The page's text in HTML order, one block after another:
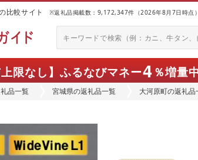
比較サイト ※返礼品掲載数：9,172,347件（2026年8月7日時点）
限なし】ふるなびマネー4％増量
品一覧 宮城県の返礼品一覧 大河原町の返礼品